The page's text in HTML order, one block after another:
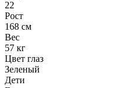
22
Рост
168 см
Вес
57 кг
Цвет глаз
Зеленый
Дети